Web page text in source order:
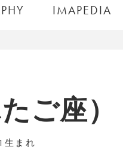
IMAPEDIA
ご座）
まれ